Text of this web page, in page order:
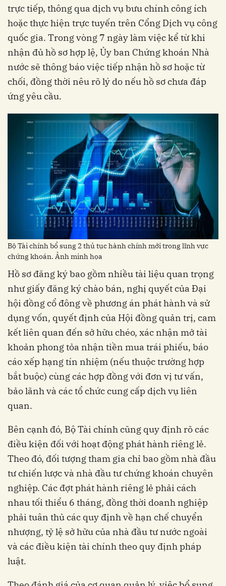
trực tiếp, thông qua dịch vụ bưu chính công ích
hoặc thực hiện trực tuyến trên Cổng Dịch vụ công
quốc gia. Trong vòng 7 ngày làm việc kể từ khi
nhận đủ hồ sơ hợp lệ, Ủy ban Chứng khoán Nhà
nước sẽ thông báo việc tiếp nhận hồ sơ hoặc từ
chối, đồng thời nêu rõ lý do nếu hồ sơ chưa đáp
ứng yêu cầu.
Bộ Tài chính bổ sung 2 thủ tục hành chính mới trong lĩnh vực
chứng khoán. Ảnh minh họa
Hồ sơ đăng ký bao gồm nhiều tài liệu quan trọng
như giấy đăng ký chào bán, nghị quyết của Đại
hội đồng cổ đông về phương án phát hành và sử
dụng vốn, quyết định của Hội đồng quản trị, cam
kết liên quan đến sở hữu chéo, xác nhận mở tài
khoản phong tỏa nhận tiền mua trái phiếu, báo
cáo xếp hạng tín nhiệm (nếu thuộc trường hợp
bắt buộc) cùng các hợp đồng với đơn vị tư vấn,
bảo lãnh và các tổ chức cung cấp dịch vụ liên
quan.
Bên cạnh đó, Bộ Tài chính cũng quy định rõ các
điều kiện đối với hoạt động phát hành riêng lẻ.
Theo đó, đối tượng tham gia chỉ bao gồm nhà đầu
tư chiến lược và nhà đầu tư chứng khoán chuyên
nghiệp. Các đợt phát hành riêng lẻ phải cách
nhau tối thiểu 6 tháng, đồng thời doanh nghiệp
phải tuân thủ các quy định về hạn chế chuyển
nhượng, tỷ lệ sở hữu của nhà đầu tư nước ngoài
và các điều kiện tài chính theo quy định pháp
luật.